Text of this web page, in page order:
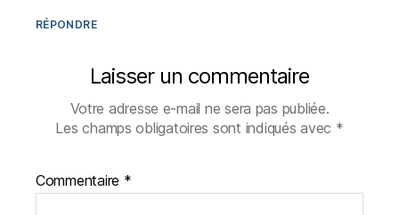
RÉPONDRE
Laisser un commentaire
Votre adresse e-mail ne sera pas publiée.
Les champs obligatoires sont indiqués avec *
Commentaire *